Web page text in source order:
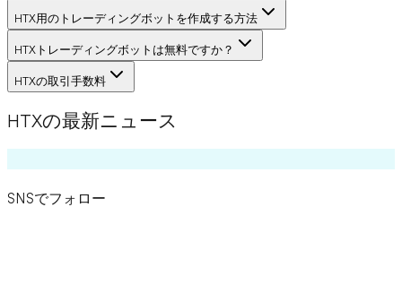
HTX用のトレーディングボットを作成する方法
HTXトレーディングボットは無料ですか？
HTXの取引手数料
HTXの最新ニュース
SNSでフォロー